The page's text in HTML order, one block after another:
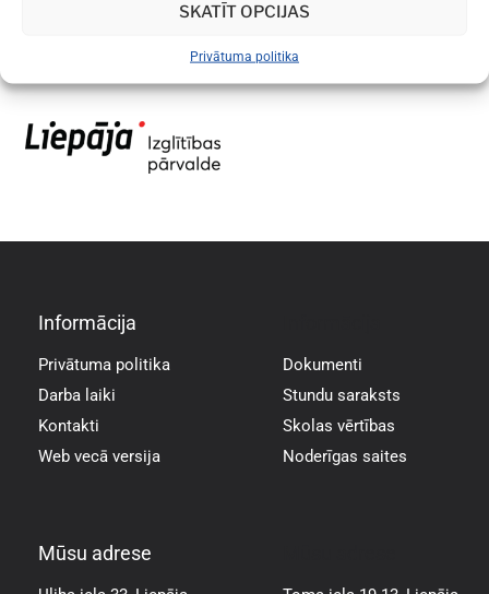
SKATĪT OPCIJAS
Privātuma politika
Informācija
Privātuma politika
Darba laiki
Kontakti
Web vecā versija
Dokumenti
Stundu saraksts
Skolas vērtības
Noderīgas saites
Mūsu adrese